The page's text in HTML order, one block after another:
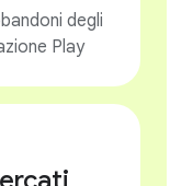
degli
Play